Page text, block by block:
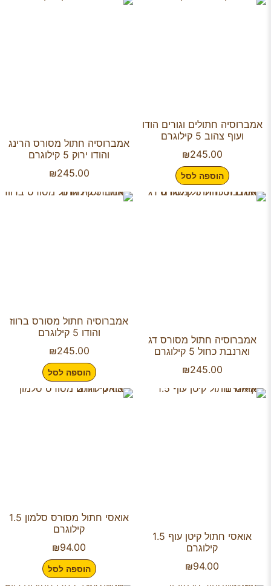
אמברוסיה חתולים וגורים הודו
ועוף צהוב 5 קילוגרם
₪245.00
הוספה לסל
אמברוסיה חתול מסורס הרינג
והודו ירוק 5 קילוגרם
₪245.00
אמברוסיה חתול מסורס דג
וארנבת כחול 5 קילוגרם
₪245.00
אמברוסיה חתול מסורס ברווז
והודו 5 קילוגרם
₪245.00
הוספה לסל
אואסי חתול קיטן עוף 1.5
קילוגרם
₪94.00
אואסי חתול מסורס סלמון 1.5
קילוגרם
₪94.00
הוספה לסל